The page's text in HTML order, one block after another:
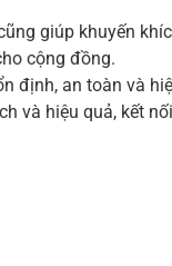
giúp khuyến
cộng đồng.
định, an toàn và
và hiệu quả, kết